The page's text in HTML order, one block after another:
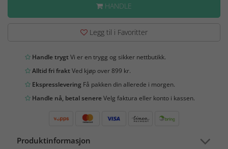
HANDLE
Legg til i Favoritter
Handle trygtVi er en trygg og sikker nettbutikk.
Alltid fri fraktVed kjøp over 899 kr.
Ekspresslevering Få pakken din allerede i morgen.
Handle nå, betal senereVelg faktura eller konto i kassen.
Produktinformasjon